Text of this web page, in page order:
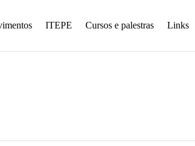
ITEPE Cursos e palestras Links